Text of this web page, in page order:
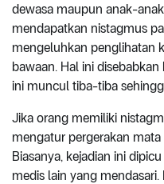
dewasa maupun anak-
mendapatkan nistagmus
mengeluhkan penglihatan
bawaan. Hal ini
ini muncul tiba-tiba
Jika orang memiliki
mengatur pergerakan
Biasanya, kejadian ini
medis lain yang